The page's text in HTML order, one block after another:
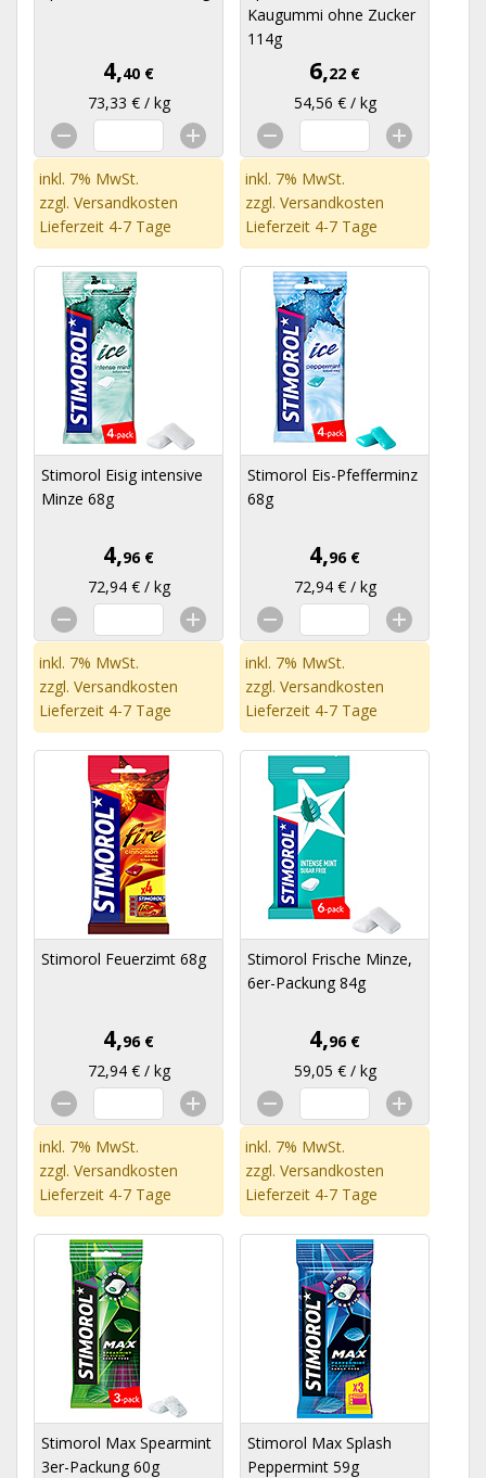
4,40 €
73,33 € / kg
inkl. 7% MwSt.
zzgl. Versandkosten
Lieferzeit 4-7 Tage
Kaugummi ohne Zucker
114g
6,22 €
54,56 € / kg
inkl. 7% MwSt.
zzgl. Versandkosten
Lieferzeit 4-7 Tage
Stimorol Eisig intensive
Minze 68g
4,96 €
72,94 € / kg
inkl. 7% MwSt.
zzgl. Versandkosten
Lieferzeit 4-7 Tage
Stimorol Eis-Pfefferminz
68g
4,96 €
72,94 € / kg
inkl. 7% MwSt.
zzgl. Versandkosten
Lieferzeit 4-7 Tage
Stimorol Feuerzimt 68g
4,96 €
72,94 € / kg
inkl. 7% MwSt.
zzgl. Versandkosten
Lieferzeit 4-7 Tage
Stimorol Frische Minze,
6er-Packung 84g
4,96 €
59,05 € / kg
inkl. 7% MwSt.
zzgl. Versandkosten
Lieferzeit 4-7 Tage
Stimorol Max Spearmint
3er-Packung 60g
Stimorol Max Splash
Peppermint 59g